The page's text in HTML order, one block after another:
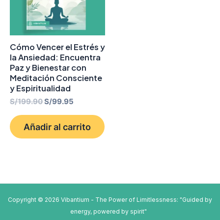
Cómo Vencer el Estrés y
la Ansiedad: Encuentra
Paz y Bienestar con
Meditación Consciente
y Espiritualidad
S/199.90S/99.95
Añadir al carrito
Copyright © 2026 Vibantium - The Power of Limitlessness: "Guided by
energy, powered by spirit"